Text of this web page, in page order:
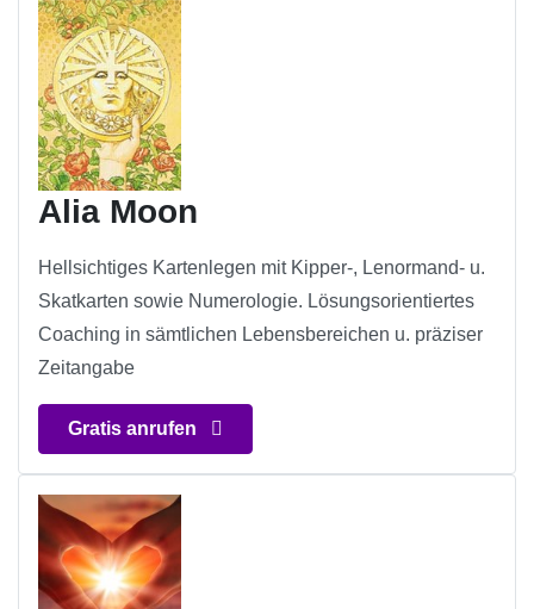
Alia Moon
Hellsichtiges Kartenlegen mit Kipper-, Lenormand- u.
Skatkarten sowie Numerologie. Lösungsorientiertes
Coaching in sämtlichen Lebensbereichen u. präziser
Zeitangabe
Gratis anrufen